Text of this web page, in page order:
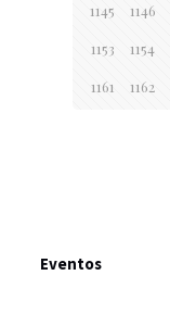
1145 1146
1153 1154
1161 1162
Eventos